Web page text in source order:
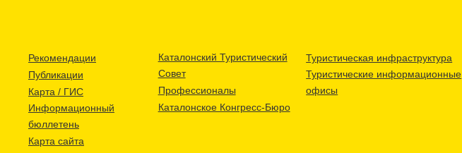
Рекомендации
Публикации
Карта / ГИС
Информационный
бюллетень
Карта сайта
Каталонский Туристический
Совет
Профессионалы
Каталонское Конгресс-Бюро
Туристическая инфраструктура
Туристические информационные
офисы